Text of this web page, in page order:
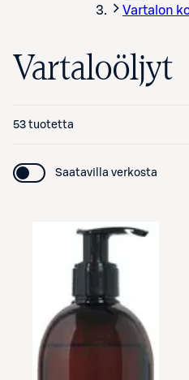
Vartalon
Vartaloöljyt
53 tuotetta
Saatavilla verkosta